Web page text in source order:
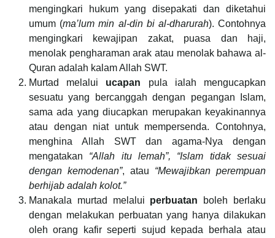
mengingkari hukum yang disepakati dan diketahui
umum (ma’lum min al-din bi al-dharurah). Contohnya
mengingkari kewajipan zakat, puasa dan haji,
menolak pengharaman arak atau menolak bahawa al-
Quran adalah kalam Allah SWT.
Murtad melalui ucapan pula ialah mengucapkan
sesuatu yang bercanggah dengan pegangan Islam,
sama ada yang diucapkan merupakan keyakinannya
atau dengan niat untuk mempersenda. Contohnya,
menghina Allah SWT dan agama-Nya dengan
mengatakan “Allah itu lemah”,
“Islam tidak sesuai
dengan kemodenan”, atau “Mewajibkan perempuan
berhijab adalah kolot.”
Manakala murtad melalui perbuatan boleh berlaku
dengan melakukan perbuatan yang hanya dilakukan
oleh orang kafir seperti sujud kepada berhala atau